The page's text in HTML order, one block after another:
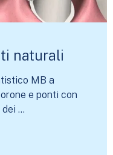
naturali
MB a
e ponti con
...